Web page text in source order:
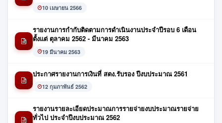
10 เมษายน 2566
รายงานการกำกับติดตามการดำเนินงานประจำปีรอบ 6 เดือน
ตั้งแต่ ตุลาคม 2562 - มีนาคม 2563
19 มีนาคม 2563
ประกาศรายงานการเงินที่ สตง.รับรอง ปีงบประมาณ 2561
12 กุมภาพันธ์ 2562
รายงานรายละเอียดประมาณการรายจ่ายงบประมาณรายจ่าย
ทั่วไป ประจำปีงบประมาณ 2562